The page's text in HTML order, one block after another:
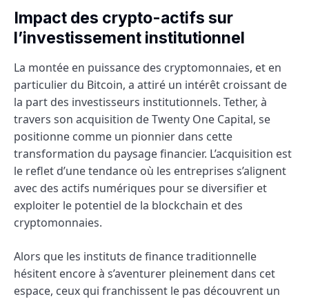
Impact des crypto-actifs sur
l’investissement institutionnel
La montée en puissance des cryptomonnaies, et en
particulier du Bitcoin, a attiré un intérêt croissant de
la part des investisseurs institutionnels. Tether, à
travers son acquisition de Twenty One Capital, se
positionne comme un pionnier dans cette
transformation du paysage financier. L’acquisition est
le reflet d’une tendance où les entreprises s’alignent
avec des actifs numériques pour se diversifier et
exploiter le potentiel de la blockchain et des
cryptomonnaies.
Alors que les instituts de finance traditionnelle
hésitent encore à s’aventurer pleinement dans cet
espace, ceux qui franchissent le pas découvrent un